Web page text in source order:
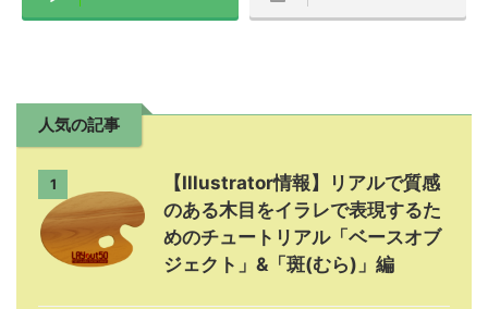
人気の記事
1
【Illustrator情報】リアルで質感
のある木目をイラレで表現するた
めのチュートリアル「ベースオブ
ジェクト」&「斑(むら)」編